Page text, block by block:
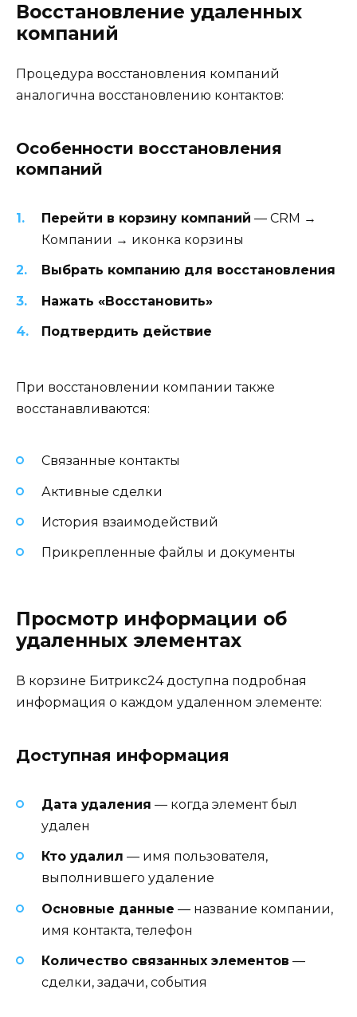
Восстановление удаленных
компаний
Процедура восстановления компаний
аналогична восстановлению контактов:
Особенности восстановления
компаний
Перейти в корзину компаний — CRM →
Компании → иконка корзины
Выбрать компанию для восстановления
Нажать «Восстановить»
Подтвердить действие
При восстановлении компании также
восстанавливаются:
Связанные контакты
Активные сделки
История взаимодействий
Прикрепленные файлы и документы
Просмотр информации об
удаленных элементах
В корзине Битрикс24 доступна подробная
информация о каждом удаленном элементе:
Доступная информация
Дата удаления — когда элемент был
удален
Кто удалил — имя пользователя,
выполнившего удаление
Основные данные — название компании,
имя контакта, телефон
Количество связанных элементов —
сделки, задачи, события